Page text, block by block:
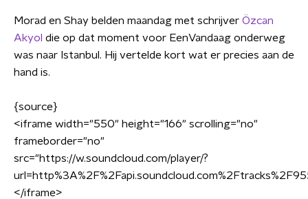
Morad en Shay belden maandag met schrijver Özcan
Akyol die op dat moment voor EenVandaag onderweg
was naar Istanbul. Hij vertelde kort wat er precies aan de
hand is.
{source}
<iframe width="550" height="166" scrolling="no"
frameborder="no"
src="https://w.soundcloud.com/player/?
</iframe>